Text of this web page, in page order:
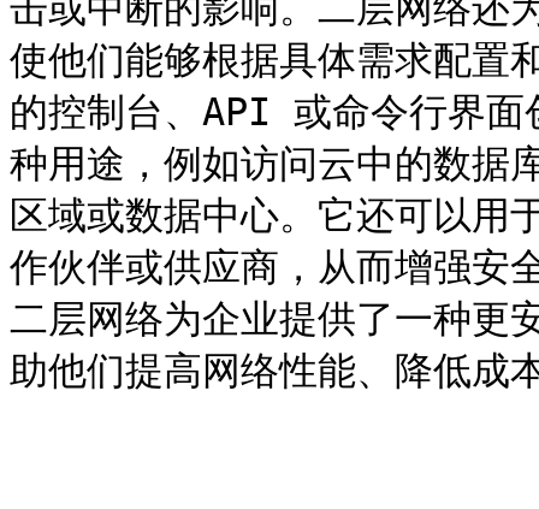
使他们能够根据具体需求配置
的控制台、API 或命令行界面
种用途，例如访问云中的数据
区域或数据中心。它还可以用
作伙伴或供应商，从而增强安
二层网络为企业提供了一种更